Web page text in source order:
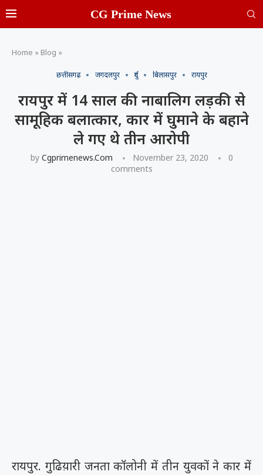
CG Prime News
Home » Blog »
छत्तीसगढ़ जगदलपुर दुर्ग बिलासपुर रायपुर
रायपुर में 14 साल की नाबालिग लड़की से
सामूहिक बलात्कार, कार में घुमाने के बहाने
ले गए थे तीन आरोपी
by Cgprimenews.com November 23, 2020
0
comments
रायपुर. गुढिय़ारी जनता कॉलोनी में तीन युवकों ने कार में